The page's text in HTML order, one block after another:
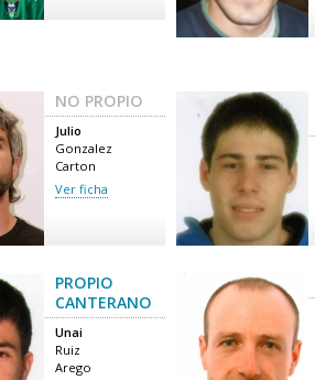
NO PROPIO
Julio
Gonzalez
Carton
Ver ficha
PROPIO
CANTERANO
Unai
Ruiz
Arego